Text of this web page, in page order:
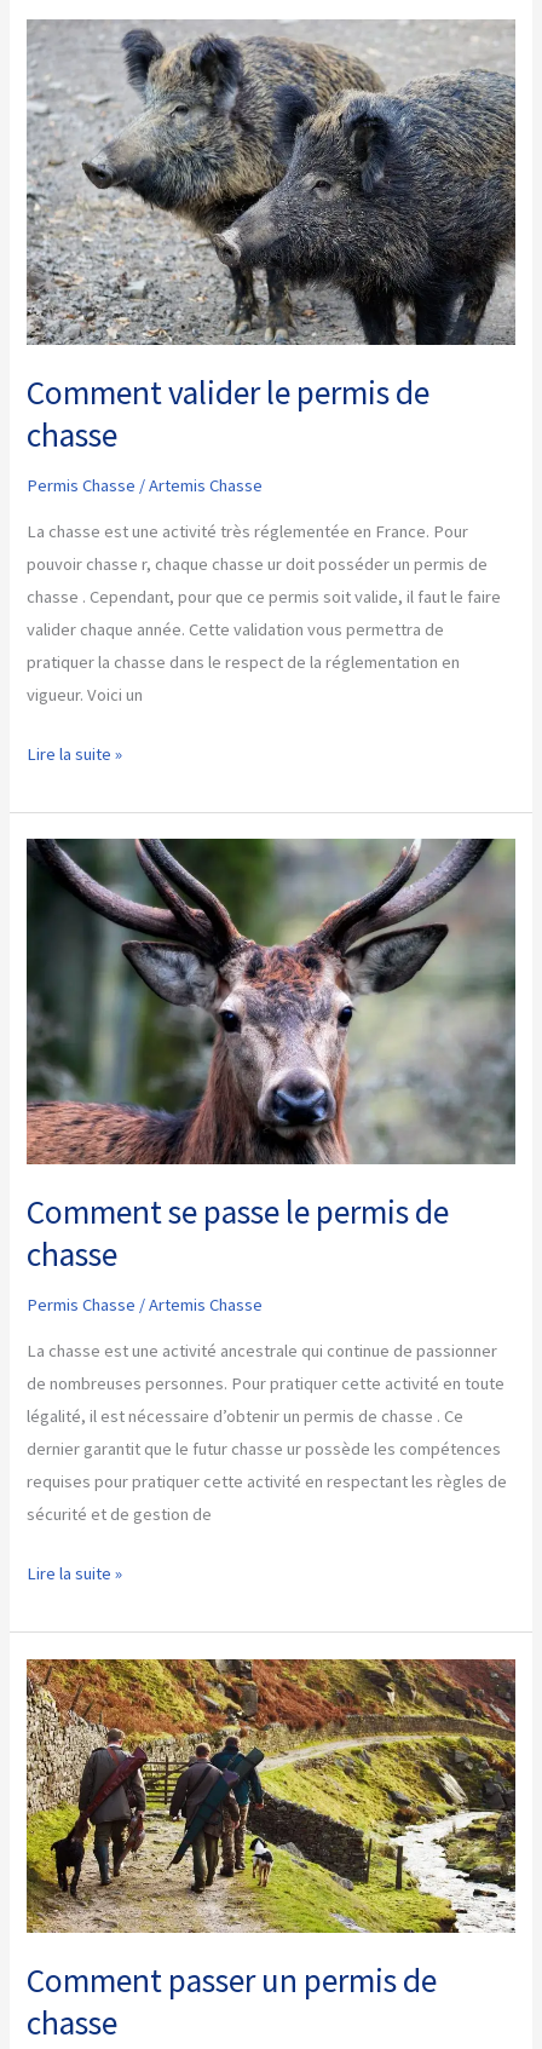
permis
de
chasse
en
ligne
Comment valider le permis de
chasse
Permis Chasse /Artemis Chasse
La chasse est une activité très réglementée en France. Pour
pouvoir chasse r, chaque chasse ur doit posséder un permis de
chasse . Cependant, pour que ce permis soit valide, il faut le faire
valider chaque année. Cette validation vous permettra de
pratiquer la chasse dans le respect de la réglementation en
vigueur. Voici un
Comment
le
permis
Lire la suite »
Comment se passe le permis de
chasse
Permis Chasse /Artemis Chasse
La chasse est une activité ancestrale qui continue de passionner
de nombreuses personnes. Pour pratiquer cette activité en toute
légalité, il est nécessaire d’obtenir un permis de chasse . Ce
dernier garantit que le futur chasse ur possède les compétences
requises pour pratiquer cette activité en respectant les règles de
sécurité et de gestion de
Comment
passe
le
permis
de
chasse
Lire la suite »
Comment passer un permis de
chasse